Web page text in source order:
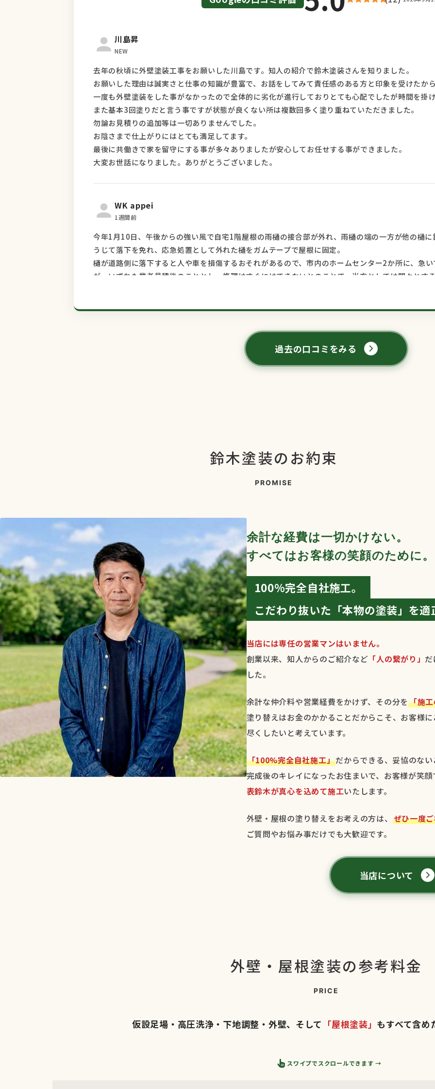
川島昇
NEW
去年の秋頃に外壁塗装工事をお願いした川島です。知人の紹介で鈴木塗装さんを知りました。
お願いした理由は誠実さと仕事の知識が豊富で、お話をしてみて責任感のある方と印象を受けたから
一度も外壁塗装をした事がなかったので全体的に劣化が進行しておりとても心配でしたが時間を掛
また基本3回塗りだと言う事ですが状態が良くない所は複数回多く塗り重ねていただきました。
勿論お見積りの追加等は一切ありませんでした。
お陰さまで仕上がりにはとても満足してます。
最後に共働きで家を留守にする事が多々ありましたが安心してお任せする事ができました。
大変お世話になりました。ありがとうございました。
WK appei
1週間前
今年1月10日、午後からの強い風で自宅1階屋根の雨樋の接合部が外れ、雨樋の端の一方が他の樋
うじて落下を免れ、応急処置として外れた樋をガムテープで屋根に固定。
樋が道路側に落下すると人や車を損傷するおそれがあるので、市内のホームセンター2か所に、急
が、いずれも業者見積後のこととし、修理はすぐにはできないとのことで、当方としては悶々とする
でわかりやすい説明もあり、安心して保証工事を受けることができました。
１月23日 ダメもとでもいいから、また誰か他の業者さんを紹介してもらえるかもしれないとも考
ールを出しました。折り返しメールの返信があり、翌日、工事現場に行かれる途中、自宅に寄って
て、他の工事現場もある忙しい中の合間を縫って、27日には雨樋修理を完了していただいたのです。
過去の口コミをみる
鈴木塗装のお約束
PROMISE
余計な経費は一切かけない。
すべてはお客様の笑顔のために。
100%完全自社施工。
こだわり抜いた「本物の塗装」を適
当店には専任の営業マンはいません。
創業以来、知人からのご紹介など 「人の繋がり」
した。
余計な仲介料や営業経費をかけず、その分を 「施
塗り替えはお金のかかることだからこそ、お客様
尽くしたいと考えています。
「100%完全自社施工」だからできる、妥協のない
完成後のキレイになったお住まいで、お客様が笑顔
表鈴木が真心を込めて施工いたします。
外壁・屋根の塗り替えをお考えの方は、 ぜひ一度
ご質問やお悩み事だけでも大歓迎です。
当店について
外壁・屋根塗装の参考料金
PRICE
仮設足場・高圧洗浄・下地調整・外壁、そして 「屋根塗装」 もすべて含め
← スワイプでスクロールできます →